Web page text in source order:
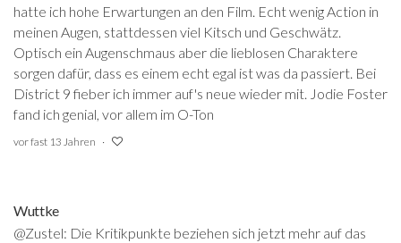
hatte ich hohe Erwartungen an den Film. Echt wenig Action in
meinen Augen, stattdessen viel Kitsch und Geschwätz.
Optisch ein Augenschmaus aber die lieblosen Charaktere
sorgen dafür, dass es einem echt egal ist was da passiert. Bei
District 9 fieber ich immer auf's neue wieder mit. Jodie Foster
fand ich genial, vor allem im O-Ton
vor fast 13 Jahren
Wuttke
@Zustel: Die Kritikpunkte beziehen sich jetzt mehr auf das